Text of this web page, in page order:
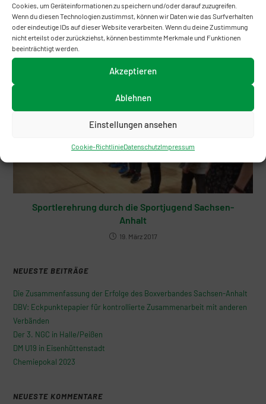
Cookies, um Geräteinformationen zu speichern und/oder darauf zuzugreifen.
Wenn du diesen Technologien zustimmst, können wir Daten wie das Surfverhalten
oder eindeutige IDs auf dieser Website verarbeiten. Wenn du deine Zustimmung
nicht erteilst oder zurückziehst, können bestimmte Merkmale und Funktionen
beeinträchtigt werden.
Akzeptieren
Ablehnen
Einstellungen ansehen
Cookie-RichtlinieDatenschutzImpressum
Sportlerehrung durch die Sportjugend Sachsen-
Anhalt
19. März 2017
NEUESTE BEITRÄGE
Die Zusammenfassung der Erfolge des Boxverbandes Sachsen-Anhalt
DBV: Eckpunktepapier für kontrollierte Zusammenarbeit mit anderen
Verbänden
Der 3. NGC in Halle/Peißen
DM U19 in Eisenhüttenstadt
Chemiepokal 2023
NEUESTE KOMMENTARE